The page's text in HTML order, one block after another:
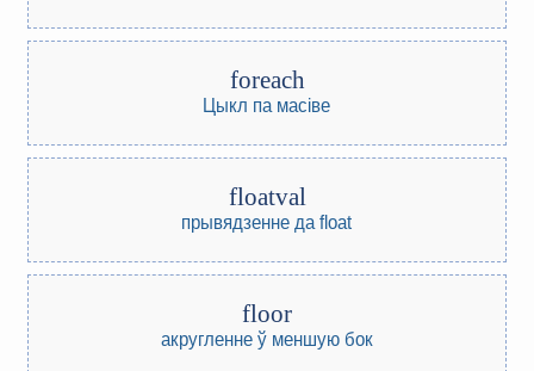
foreach
Цыкл па масіве
floatval
прывядзенне да float
floor
акругленне ў меншую бок